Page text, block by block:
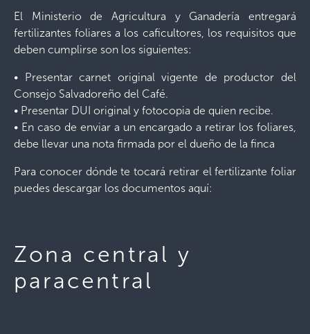
El Ministerio de Agricultura y Ganadería entregará
fertilizantes foliares a los caficultores, los requisitos que
deben cumplirse son los siguientes:
• Presentar carnet original vigente de productor del
Consejo Salvadoreño del Café.
• Presentar DUI original y fotocopia de quien recibe.
• En caso de enviar a un encargado a retirar los foliares,
debe llevar una nota firmada por el dueño de la finca
Para conocer dónde te tocará retirar el fertilizante foliar
puedes descargar los documentos aquí:
Zona central y
paracentral